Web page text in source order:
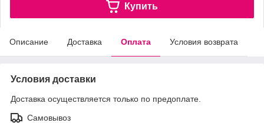
Купить
Описание Доставка Оплата Условия возврата
Условия доставки
Доставка осуществляется только по предоплате.
Самовывоз